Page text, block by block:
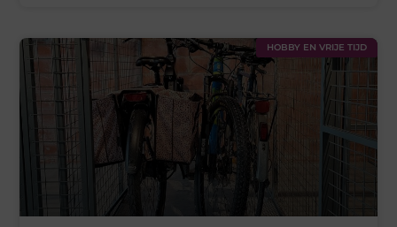
HOBBY EN VRIJE TIJD